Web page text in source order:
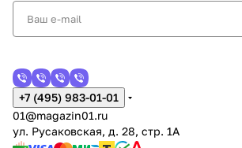
+7 (495) 983-01-01
01@magazin01.ru
ул. Русаковская, д. 28, стр. 1А